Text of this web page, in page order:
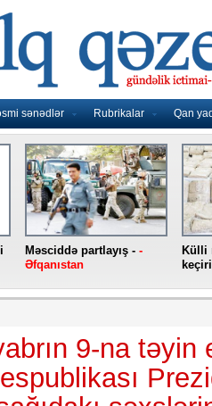
sənədlər Rubrikalar Qan
Məsciddə partlayış - -
Əfqanıstan
Külli
9-na təyin